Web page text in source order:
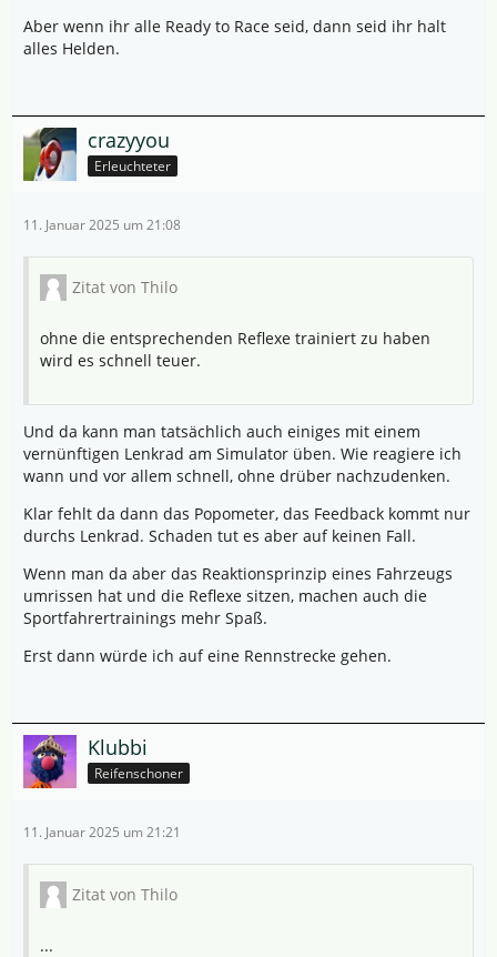
Aber wenn ihr alle Ready to Race seid, dann seid ihr halt
alles Helden.
crazyyou
Erleuchteter
11. Januar 2025 um 21:08
Zitat von Thilo
ohne die entsprechenden Reflexe trainiert zu haben
wird es schnell teuer.
Und da kann man tatsächlich auch einiges mit einem
vernünftigen Lenkrad am Simulator üben. Wie reagiere ich
wann und vor allem schnell, ohne drüber nachzudenken.
Klar fehlt da dann das Popometer, das Feedback kommt nur
durchs Lenkrad. Schaden tut es aber auf keinen Fall.
Wenn man da aber das Reaktionsprinzip eines Fahrzeugs
umrissen hat und die Reflexe sitzen, machen auch die
Sportfahrertrainings mehr Spaß.
Erst dann würde ich auf eine Rennstrecke gehen.
Klubbi
Reifenschoner
11. Januar 2025 um 21:21
Zitat von Thilo
...